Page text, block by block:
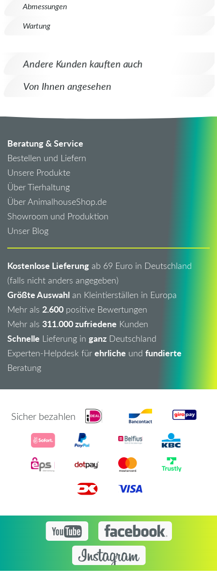
Abmessungen
Wartung
Andere Kunden kauften auch
Von Ihnen angesehen
Beratung & Service
Bestellen und Liefern
Unsere Produkte
Über Tierhaltung
Über AnimalhouseShop.de
Showroom und Produktion
Unser Blog
Kostenlose Lieferung ab 69 Euro in Deutschland
(falls nicht anders angegeben)
Größte Auswahl an Kleintierställen in Europa
Mehr als 2.600 positive Bewertungen
Mehr als 311.000 zufriedene Kunden
Schnelle Lieferung in ganz Deutschland
Experten-Helpdesk für ehrliche und fundierte
Beratung
Sicher bezahlen